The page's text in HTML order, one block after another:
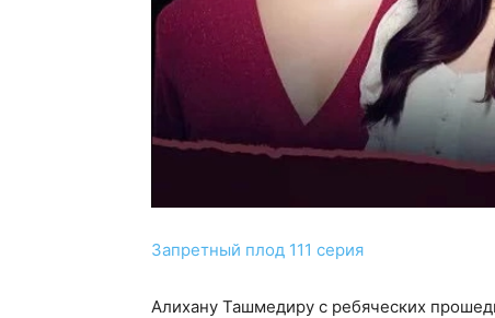
Запретный плод 111 серия
Алихану Ташмедиру с ребяческих